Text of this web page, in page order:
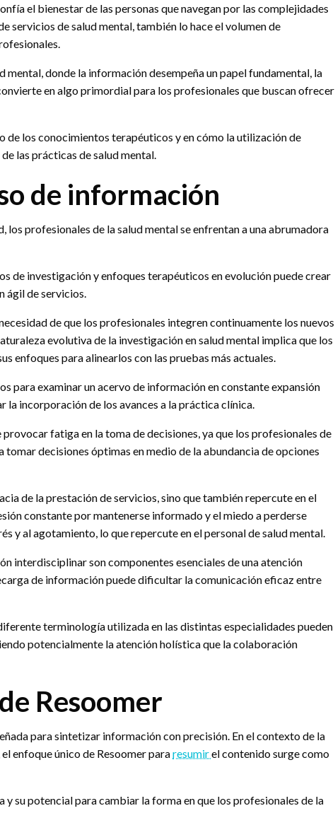
el bienestar de las personas que navegan por las complejidades
servicios de salud mental, también lo hace el volumen de
mental, donde la información desempeña un papel fundamental, la
en algo primordial para los profesionales que buscan ofrecer
de los conocimientos terapéuticos y en cómo la utilización de
las prácticas de salud mental.
de información
los profesionales de la salud mental se enfrentan a una abrumadora
de investigación y enfoques terapéuticos en evolución puede crear
ágil de servicios.
de que los profesionales integren continuamente los nuevos
evolutiva de la investigación en salud mental implica que los
enfoques para alinearlos con las pruebas más actuales.
para examinar un acervo de información en constante expansión
incorporación de los avances a la práctica clínica.
fatiga en la toma de decisiones, ya que los profesionales de
decisiones óptimas en medio de la abundancia de opciones
de la prestación de servicios, sino que también repercute en el
constante por mantenerse informado y el miedo a perderse
y al agotamiento, lo que repercute en el personal de salud mental.
interdisciplinar son componentes esenciales de una atención
de información puede dificultar la comunicación eficaz entre
terminología utilizada en las distintas especialidades pueden
potencialmente la atención holística que la colaboración
Resoomer
para sintetizar información con precisión. En el contexto de la
enfoque único de Resoomer pararesumirel contenido surge como
y su potencial para cambiar la forma en que los profesionales de la